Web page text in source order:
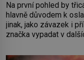
Na první pohled by
hlavně důvodem k
jinak, jako závazek i
značka vypadat v